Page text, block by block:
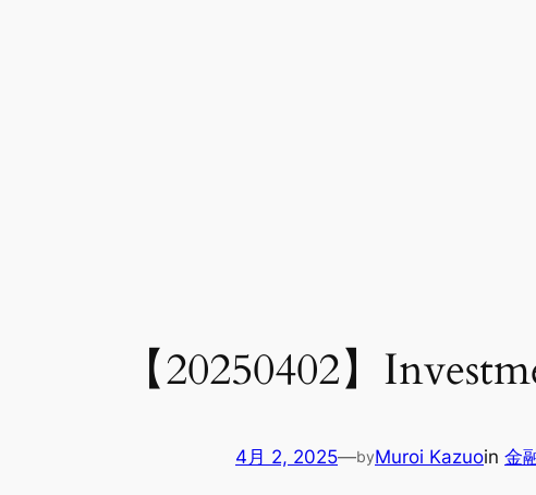
【20250402】
4月 2, 2025—byMuroi Kazuoin 金